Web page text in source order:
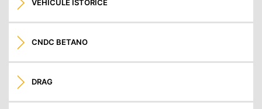
VEHICULE ISTORICE
CNDC BETANO
DRAG